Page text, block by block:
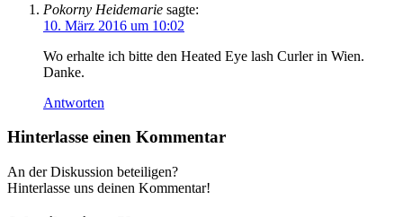
Pokorny Heidemarie sagte:
10. März 2016 um 10:02
Wo erhalte ich bitte den Heated Eye lash Curler in Wien.
Danke.
Antworten
Hinterlasse einen Kommentar
An der Diskussion beteiligen?
Hinterlasse uns deinen Kommentar!